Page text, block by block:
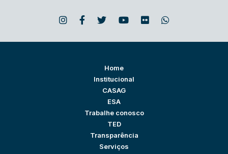
Home
Institucional
CASAG
ESA
Trabalhe conosco
TED
Transparência
Serviços